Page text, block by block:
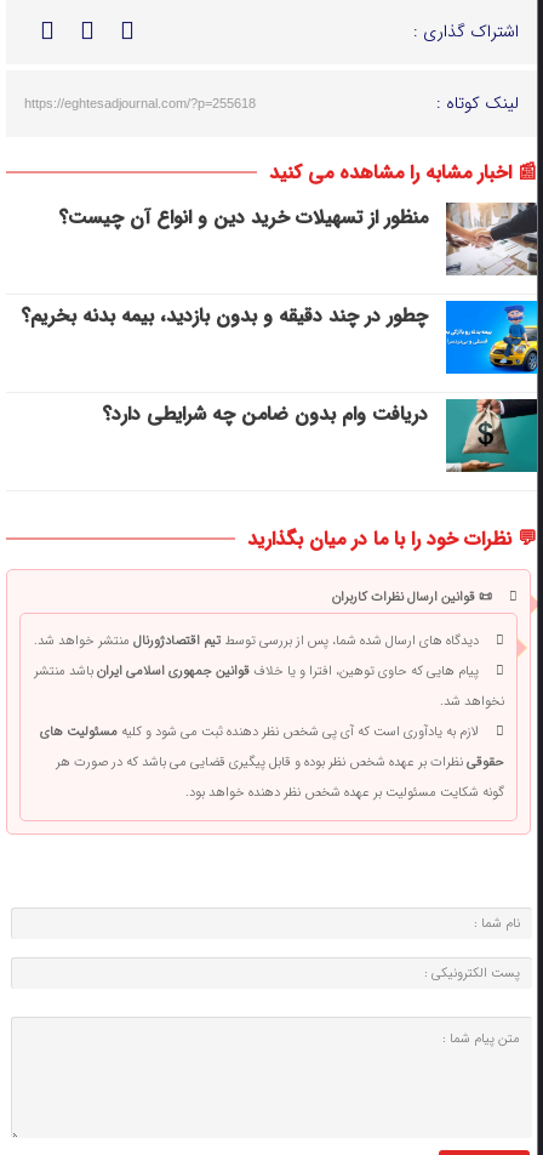
اشتراک گذاری :
لینک کوتاه : https://eghtesadjournal.com/?p=255618
📰 اخبار مشابه را مشاهده می کنید
منظور از تسهیلات خرید دین و انواع آن چیست؟
چطور در چند دقیقه و بدون بازدید، بیمه بدنه بخریم؟
دریافت وام بدون ضامن چه شرایطی دارد؟
💬 نظرات خود را با ما در میان بگذارید
📜 قوانین ارسال نظرات کاربران
دیدگاه های ارسال شده شما، پس از بررسی توسطتیم اقتصادژورنالمنتشر خواهد شد.
پیام هایی که حاوی توهین، افترا و یا خلافقوانین جمهوری اسلامی ایرانباشد منتشر
نخواهد شد.
لازم به یادآوری است که آی پی شخص نظر دهنده ثبت می شود و کلیهمسئولیت های
حقوقینظرات بر عهده شخص نظر بوده و قابل پیگیری قضایی می باشد که در صورت هر
گونه شکایت مسئولیت بر عهده شخص نظر دهنده خواهد بود.